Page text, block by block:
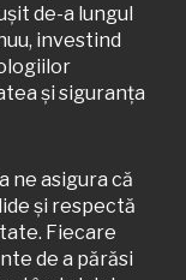
de-a lungul
investind
și siguranța
ne asigura că
și respectă
Fiecare
de a părăsi